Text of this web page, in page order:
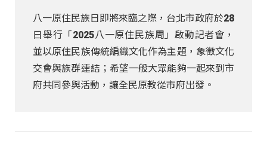
八一原住民族日即將來臨之際，台北市政府於28
日舉行「2025八一原住民族周」啟動記者會，
並以原住民族傳統編織文化作為主題，象徵文化
交會與族群連結；希望一般大眾能夠一起來到市
府共同參與活動，讓全民原教從市府出發。